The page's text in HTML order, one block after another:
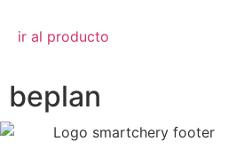
ir al producto
beplan